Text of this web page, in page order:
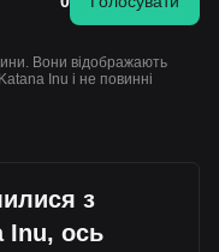
Вони відображають
Inu і не повинні
з
Inu, ось